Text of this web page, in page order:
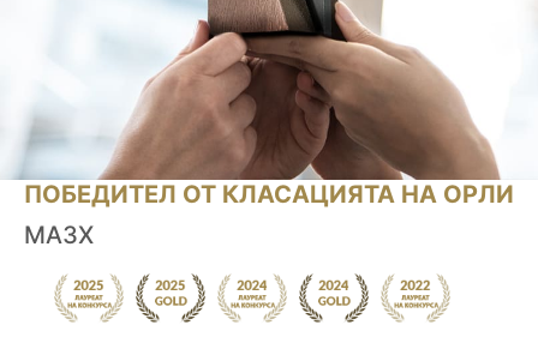
ПОБЕДИТЕЛ ОТ КЛАСАЦИЯТА НА ОРЛИ
MA3X